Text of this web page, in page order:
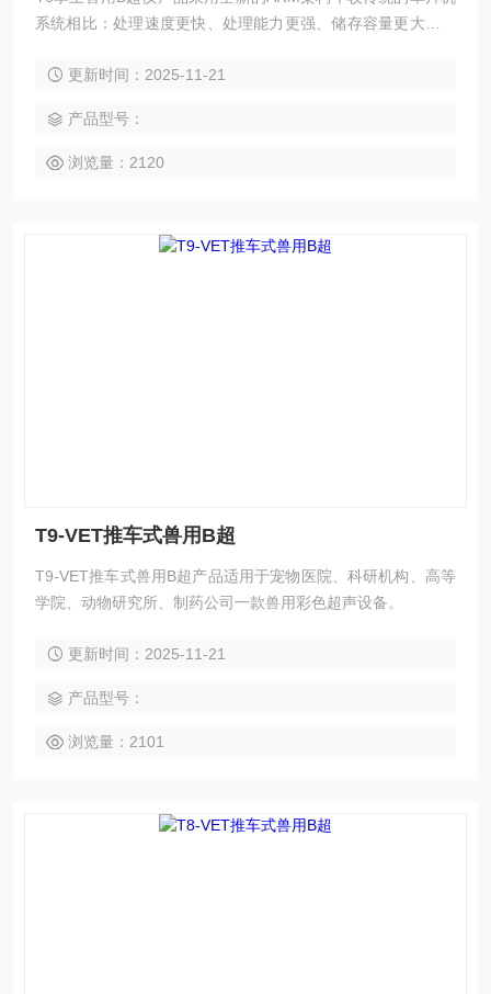
系统相比：处理速度更快、处理能力更强、储存容量更大、安
利。 更新时间：2025-11-21
产品型号：
浏览量：2120
T9-VET推车式兽用B超
T9-VET推车式兽用B超产品适用于宠物医院、科研机构、高等
学院、动物研究所、制药公司一款兽用彩色超声设备。
更新时间：2025-11-21
产品型号：
浏览量：2101